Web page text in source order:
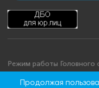
Режим работы Головного
Понедельник - четверг: с
Продолжая